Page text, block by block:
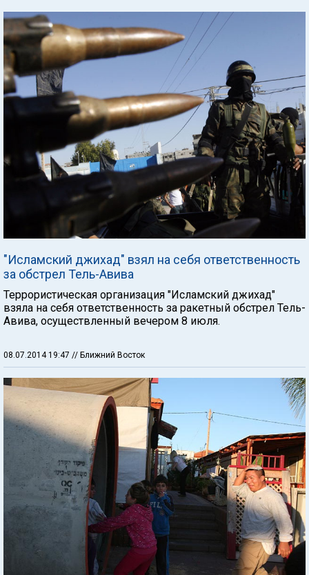
"Исламский джихад" взял на себя ответственность
за обстрел Тель-Авива
Террористическая организация "Исламский джихад"
взяла на себя ответственность за ракетный обстрел Тель-
Авива, осуществленный вечером 8 июля.
08.07.2014 19:47 // Ближний Восток